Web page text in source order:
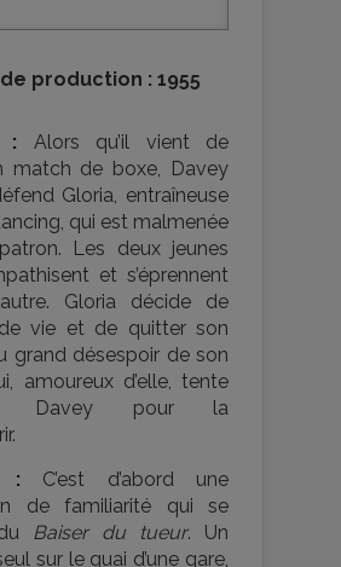
production : 1955
: Alors qu’il vient de
match de boxe, Davey
Gloria, entraîneuse
qui est malmenée
Les deux jeunes
et s’éprennent
Gloria décide de
vie et de quitter son
grand désespoir de son
amoureux d’elle, tente
Davey pour la
: C’est d’abord une
de familiarité qui se
Baiser du tueur. Un
sur le quai d’une gare,